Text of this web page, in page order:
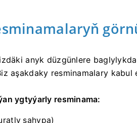
anyk düzgünlere
aşakdaky resminamalary kabul
ygtyýarly resminama:
sahypa)